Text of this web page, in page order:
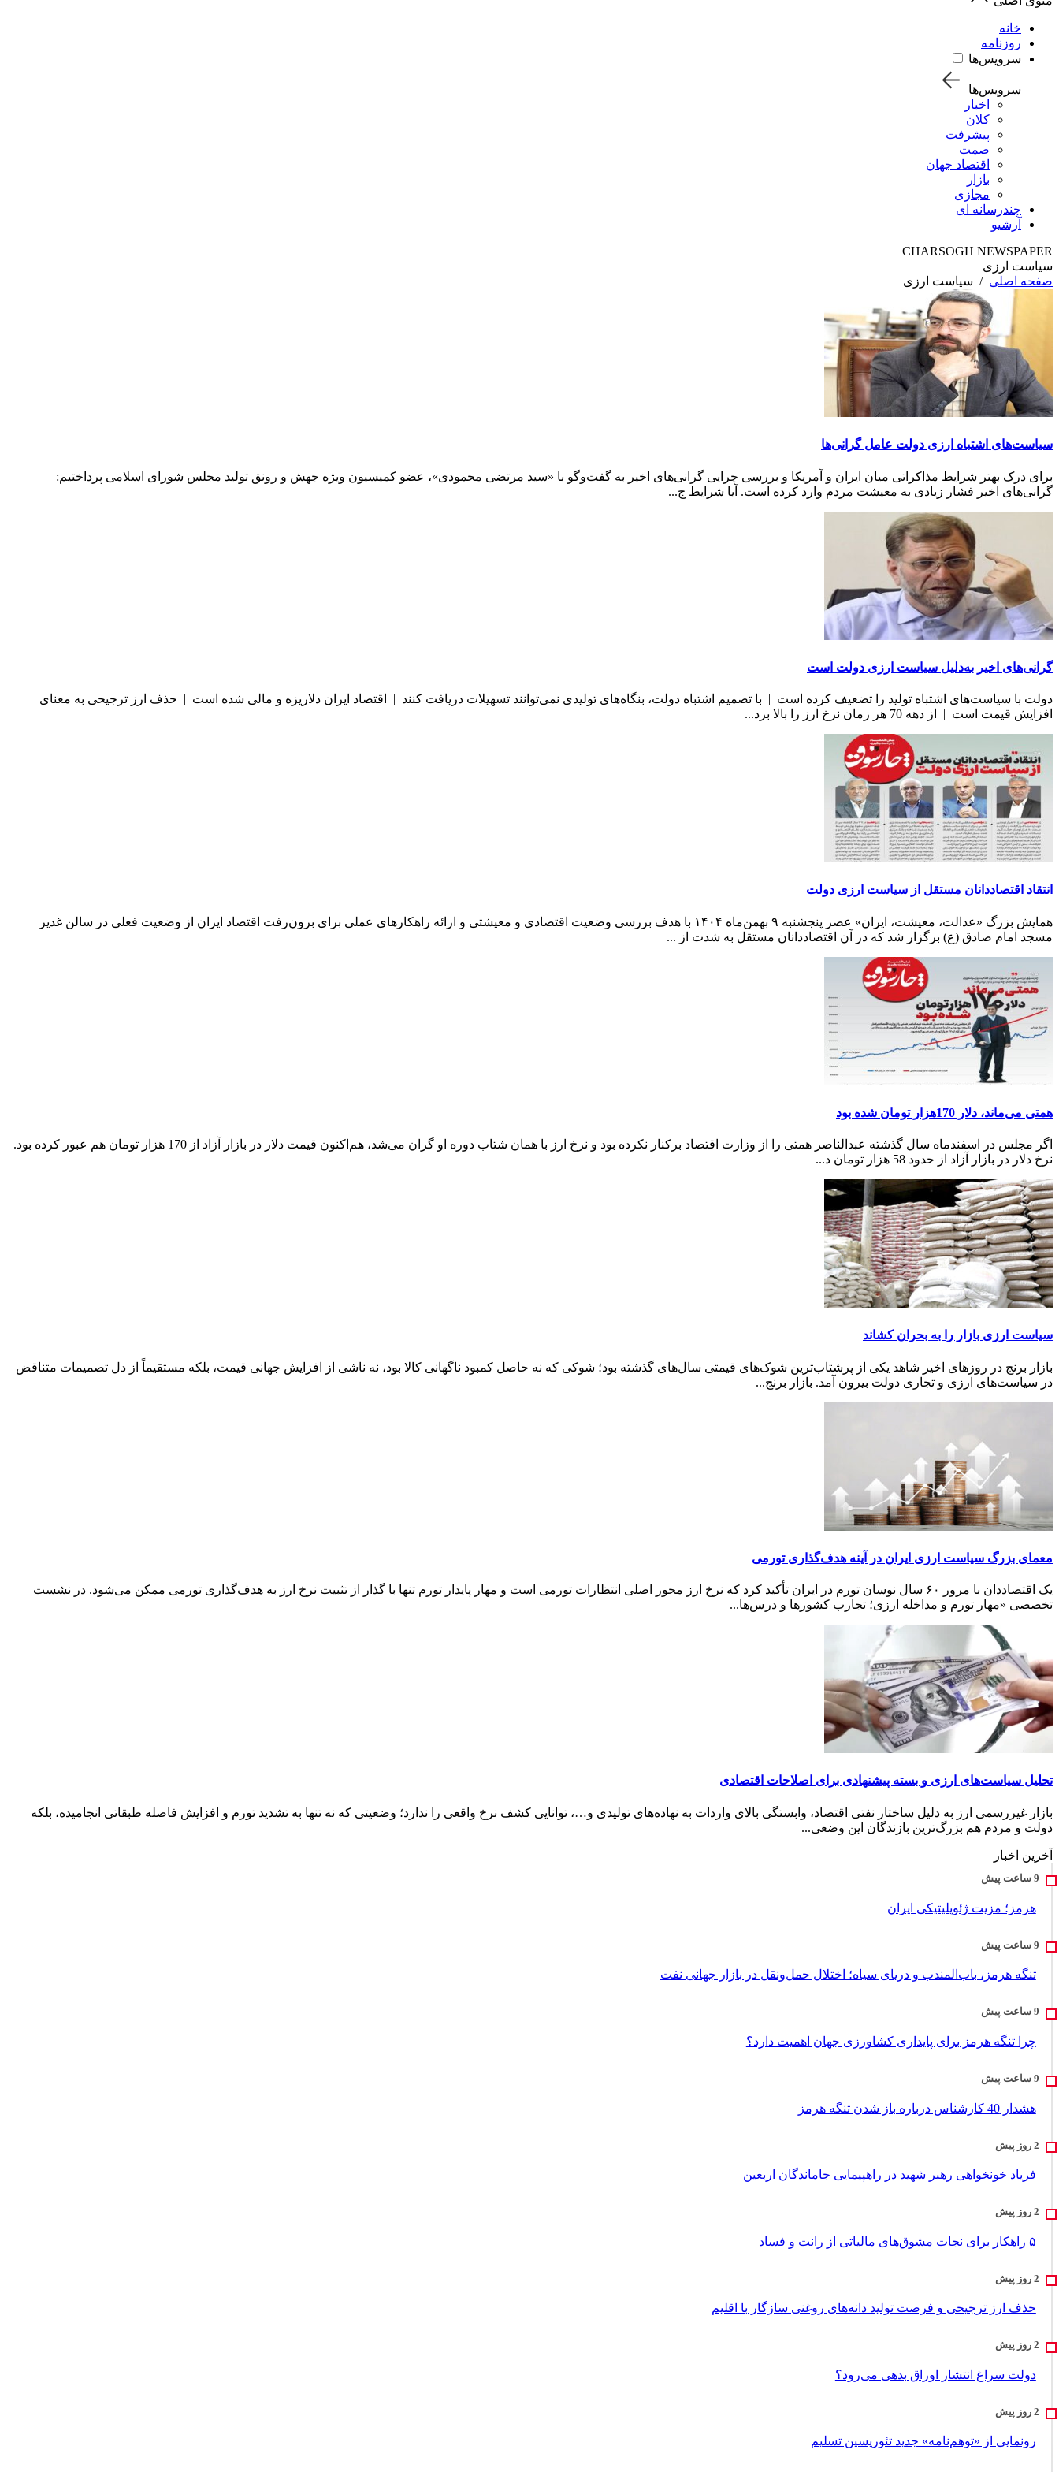
خانه
روزنامه
سرویس‌ها
سرویس‌ها
اخبار
کلان
پیشرفت
صمت
اقتصاد جهان
بازار
مجازی
چندرسانه ای
آرشیو
CHARSOGH NEWSPAPER
سیاست ارزی
صفحه اصلی / سیاست ارزی
سیاست‌های اشتباه ارزی دولت عامل گرانی‌ها
برای درک بهتر شرایط مذاکراتی میان ایران و آمریکا و بررسی چرایی گرانی‌های اخیر به گفت‌وگو با «سید مرتضی محمودی»، عضو کمیسیون ویژه جهش و رونق تولید مجلس شورای اسلامی پرداختیم:
گرانی‌های اخیر فشار زیادی به معیشت مردم وارد کرده است. آیا شرایط ج...
گرانی‌های اخیر به‌دلیل سیاست ارزی دولت است
دولت با سیاست‌های اشتباه تولید را تضعیف کرده است | با تصمیم اشتباه دولت، بنگاه‌های تولیدی نمی‌توانند تسهیلات دریافت کنند | اقتصاد ایران دلاریزه و مالی شده است | حذف ارز ترجیحی به معنای
افزایش قیمت است | از دهه 70 هر زمان نرخ ارز را بالا برد...
انتقاد اقتصاددانان مستقل از سیاست ارزی دولت
همایش بزرگ «عدالت، معیشت، ایران» عصر پنجشنبه ۹ بهمن‌ماه ۱۴۰۴ با هدف بررسی وضعیت اقتصادی و معیشتی و ارائه راهکارهای عملی برای برون‌رفت اقتصاد ایران از وضعیت فعلی در سالن غدیر
مسجد امام صادق (ع) برگزار شد که در آن اقتصاددانان مستقل به شدت از ...
همتی می‌ماند، دلار 170هزار تومان شده بود
اگر مجلس در اسفندماه سال گذشته عبدالناصر همتی را از وزارت اقتصاد برکنار نکرده بود و نرخ ارز با همان شتاب دوره او گران می‌شد، هم‌اکنون قیمت دلار در بازار آزاد از 170 هزار تومان هم عبور کرده بود.
نرخ دلار در بازار آزاد از حدود 58 هزار تومان د...
سیاست ارزی بازار را به بحران کشاند
بازار برنج در روزهای اخیر شاهد یکی از پرشتاب‌ترین شوک‌های قیمتی سال‌های گذشته بود؛ شوکی که نه حاصل کمبود ناگهانی کالا بود، نه ناشی از افزایش جهانی قیمت، بلکه مستقیماً از دل تصمیمات متناقض
در سیاست‌های ارزی و تجاری دولت بیرون آمد. بازار برنج...
معمای بزرگ سیاست ارزی ایران در آینه هدف‌گذاری تورمی
یک اقتصاددان با مرور ۶۰ سال نوسان تورم در ایران تأکید کرد که نرخ ارز محور اصلی انتظارات تورمی است و مهار پایدار تورم تنها با گذار از تثبیت نرخ ارز به هدف‌گذاری تورمی ممکن می‌شود. در نشست
تخصصی «مهار تورم و مداخله ارزی؛ تجارب کشورها و درس‌ها...
تحلیل سیاست‌های ارزی و بسته پیشنهادی برای اصلاحات اقتصادی
بازار غیررسمی ارز به دلیل ساختار نفتی اقتصاد، وابستگی بالای واردات به نهاده‌های تولیدی و…، توانایی کشف نرخ واقعی را ندارد؛ وضعیتی که نه تنها به تشدید تورم و افزایش فاصله طبقاتی انجامیده، بلکه
دولت و مردم هم بزرگ‌ترین بازندگان این وضعی...
آخرین اخبار
هرمز؛ مزیت ژئوپلیتیکی ایران
تنگه هرمز، باب‌المندب و دریای سیاه؛ اختلال حمل‌ونقل در بازار جهانی نفت
چرا تنگه هرمز برای پایداری کشاورزی جهان اهمیت دارد؟
هشدار 40 کارشناس درباره باز شدن تنگه هرمز
فریاد خونخواهی رهبر شهید در راهپیمایی جاماندگان اربعین
۵ راهکار برای نجات مشوق‌های مالیاتی از رانت و فساد
حذف ارز ترجیحی و فرصت تولید دانه‌های روغنی سازگار با اقلیم
دولت سراغ انتشار اوراق بدهی می‌رود؟
رونمایی از «توهم‌نامه» جدید تئور‌یسین تسلیم